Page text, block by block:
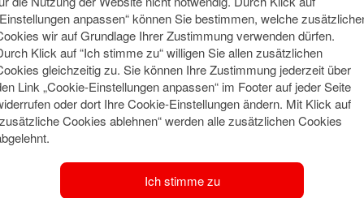
1.400
aus.
anpassen“ können Sie bestimmen, welche
wir auf Grundlage Ihrer Zustimmung verwenden dürfen.
Klick auf “Ich stimme zu“ willigen Sie allen zusätzlichen
gleichzeitig zu. Sie können Ihre Zustimmung jederzeit über
Link „Cookie-Einstellungen anpassen“ im Footer auf jeder Seite
oder dort Ihre Cookie-Einstellungen ändern. Mit Klick auf
Cookies ablehnen“ werden alle zusätzlichen Cookies
Ich stimme zu